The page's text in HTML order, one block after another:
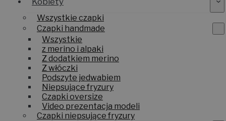
Wszystkie czapki
Czapki handmade
Wszystkie
z merino i alpaki
Z dodatkiem merino
Z włóczki
Podszyte jedwabiem
Niepsujące fryzury
Czapki oversize
Video prezentacja modeli
Czapki niepsujące fryzury